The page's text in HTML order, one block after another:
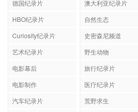
德国纪录片 澳大利亚纪录片
HBO纪录片
自然生态
Curiosity纪录片
史密森尼频道
艺术纪录片
野生动物
电影幕后
旅行纪录片
电影制作
医疗纪录片
汽车纪录片
荒野求生